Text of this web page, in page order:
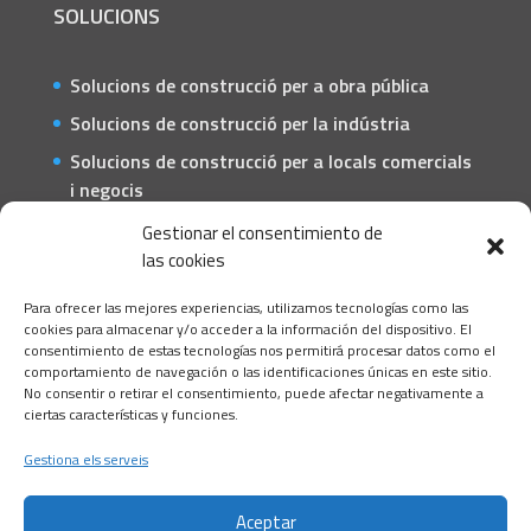
Gestionar el consentimiento de
las cookies
Para ofrecer las mejores experiencias, utilizamos tecnologías como las
cookies para almacenar y/o acceder a la información del dispositivo. El
consentimiento de estas tecnologías nos permitirá procesar datos como el
comportamiento de navegación o las identificaciones únicas en este sitio.
No consentir o retirar el consentimiento, puede afectar negativamente a
ciertas características y funciones.
Gestiona els serveis
Aceptar
SOLUCIONS
Solucions de construcció per a obra pública
Solucions de construcció per la indústria
Solucions de construcció per a locals comercials
i negocis
Solucions de construcció per a particulars
C/ Barcelona, 74 – Tortosa 43500
T 977445339 / M 607333789
info@alsocasals.com